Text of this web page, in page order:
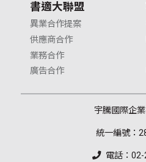
書適大聯盟
異業合作提案
供應商合作
業務合作
廣告合作
宇騰國際企
統一編號：
電話：